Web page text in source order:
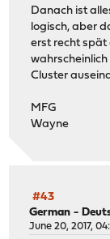
Danach ist
logisch, aber
erst recht spät
Cluster
MFG
Wayne
#43
German -
June 20, 2017,